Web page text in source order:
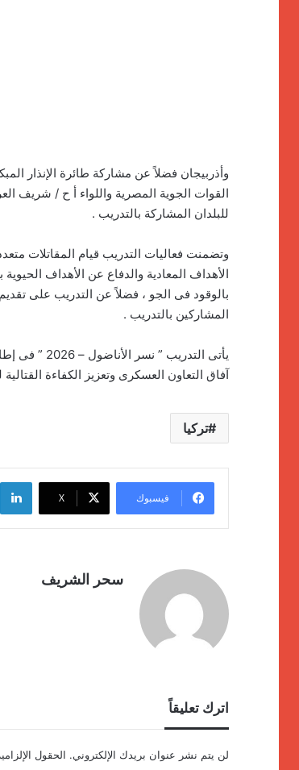
وأذربيجان فضلاً عن مشاركة طائرة الإنذار
القوات الجوية المصرية واللواء أ ح / شريف
للبلدان المشاركة بالتدريب .
وتضمنت فعاليات التدريب قيام المقاتلات
الأهداف المعادية والدفاع عن الأهداف
بالوقود فى الجو ، فضلاً عن التدريب على تقديم
المشاركين بالتدريب .
يأتى
آفاق التعاون العسكرى وتعزيز الكفاءة
تركيا
فيسبوك ‫X
سحر الشريف
اترك تعليقاً
لن يتم نشر عنوان بريدك الإلكتروني. الحقول